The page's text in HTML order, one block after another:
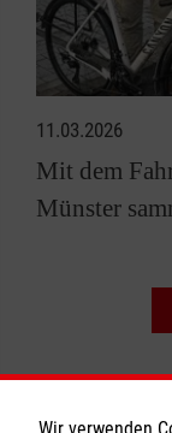
11.03.2026
Mit dem
Münster